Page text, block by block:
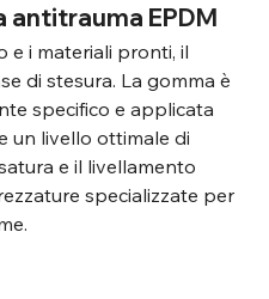
EPDM
i materiali pronti, il
di stesura. La gomma è
specifico e applicata
un livello ottimale di
e il livellamento
specializzate per